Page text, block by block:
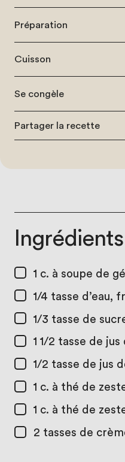
Préparation
Cuisson
Se congèle
Partager la recette
Ingrédients
1 c. à soupe de
1/4 tasse d’eau,
1/3 tasse de
1 1/2 tasse de jus
1/2 tasse de jus
1 c. à thé de
1 c. à thé de
2 tasses de